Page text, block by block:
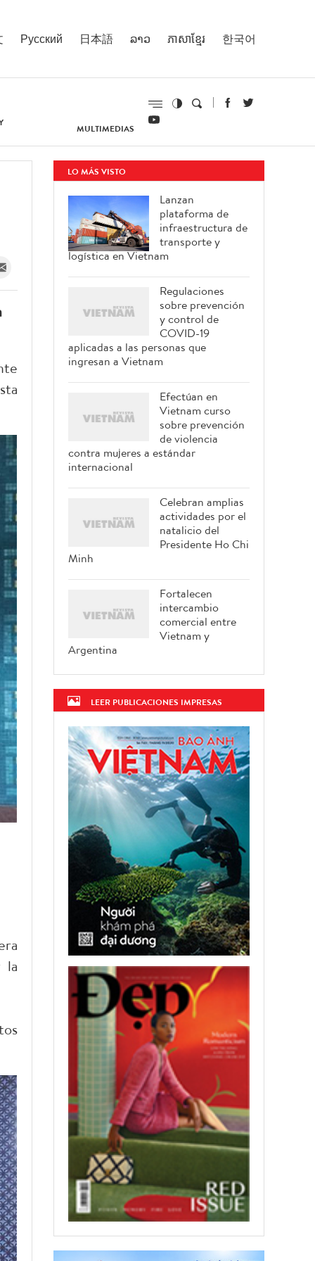
Русский 日本語 ລາວ ភាសាខ្មែរ 한국어
MULTIMEDIAS
la
LO MÁS VISTO
Lanzan
plataforma de
infraestructura de
transporte y
logística en Vietnam
Regulaciones
sobre prevención
y control de
COVID-19
aplicadas a las personas que
ingresan a Vietnam
Efectúan en
Vietnam curso
sobre prevención
de violencia
contra mujeres a estándar
internacional
Celebran amplias
actividades por el
natalicio del
Presidente Ho Chi
Minh
Fortalecen
intercambio
comercial entre
Vietnam y
Argentina
LEER PUBLICACIONES IMPRESAS